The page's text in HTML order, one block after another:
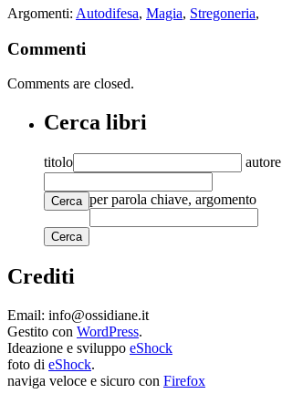
Argomenti: Autodifesa, Magia, Stregoneria,
Commenti
Comments are closed.
Cerca libri
titolo autore
Cerca per parola chiave, argomento
Crediti
Email: info@ossidiane.it
Gestito con WordPress.
Ideazione e sviluppo eShock
foto di eShock.
naviga veloce e sicuro con Firefox